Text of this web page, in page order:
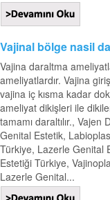
Vajinal bölge nasil
Vajina daraltma
ameliyatlardır. Vajina
vajina iç kısma kadar
ameliyat dikişleri ile
tamamı daraltılır.,
Genital Estetik,
Türkiye, Lazerle Genital
Estetiği Türkiye,
Lazerle Genital...